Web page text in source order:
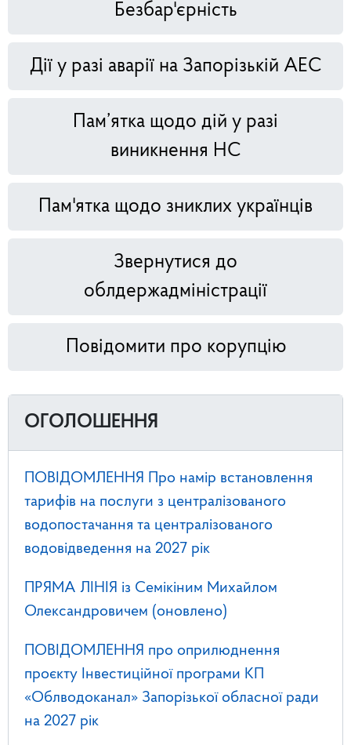
Безбар'єрність
Дії у разі аварії на Запорізькій АЕС
Пам’ятка щодо дій у разі
виникнення НС
Пам'ятка щодо зниклих українців
Звернутися до
облдержадміністрації
Повідомити про корупцію
ОГОЛОШЕННЯ
ПОВІДОМЛЕННЯ Про намір встановлення
тарифів на послуги з централізованого
водопостачання та централізованого
водовідведення на 2027 рік
ПРЯМА ЛІНІЯ із Семікіним Михайлом
Олександровичем (оновлено)
ПОВІДОМЛЕННЯ про оприлюднення
проєкту Інвестиційної програми КП
«Облводоканал» Запорізької обласної ради
на 2027 рік